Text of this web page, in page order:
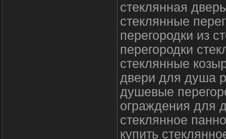
стеклянная
стеклянные
перегородки из
перегородки
стеклянные
двери для душа
душевые
ограждения для
стеклянное
купить